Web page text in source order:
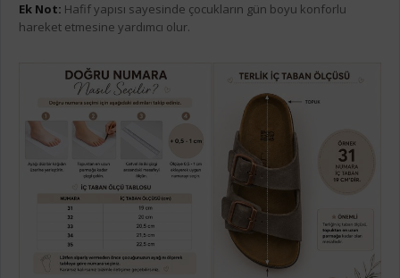
Ek Not: Hafif yapısı sayesinde çocukların gün boyu konforlu
hareket etmesine yardımcı olur.